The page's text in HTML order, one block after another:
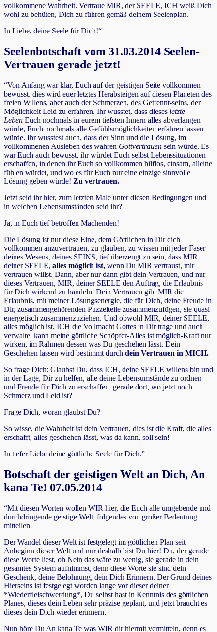
vollkommene Wahrheit. Vertraue MIR, der SEELE, ICH weiß Dich
wohl zu behüten, Dich zu führen gemäß deinem Seelenplan.
In Liebe, deine Seele für Dich!“
Seelenbotschaft vom 31.03.2014 Seelen-
Vertrauen gerade jetzt!
“Von Anfang war klar, Euch auf der geistigen Seite vollkommen
bewusst, dies wird euer letztes Herabsteigen auf diesen Planeten des
freien Willens, aber auch der Schmerzen, des Getrennt-seins, der
Möglichkeit Leid zu erfahren. Ihr wusstet, dass dieses letzte
Leben Euch nochmals in eurem tiefsten Innern alles abverlangen
würde, Euch nochmals alle Gefühlsmöglichkeiten erfahren lassen
würde. Ihr wusstest auch, dass der Sinn und die Lösung, im
vollkommenen Ausleben des wahren Gottvertrauen sein würde. Es
war Euch auch bewusst, ihr würdet Euch selbst Lebenssituationen
erschaffen, in denen ihr Euch so vollkommen hilflos, einsam, alleine
fühlen würdet, und wo es für Euch nur eine einzige sinnvolle
Lösung geben würde! Zu vertrauen.
Jetzt seid ihr hier, zum letzten Male unter diesen Bedingungen und
in welchen Lebensumständen seid ihr?
Ja, in Euch tief betroffen Machenden!
Die Lösung ist nur diese Eine, dem Göttlichen in Dir dich
vollkommen anzuvertrauen, zu glauben, zu wissen mit jeder Faser
deines Wesens, deines SEINS, tief überzeugt zu sein, dass MIR,
deiner SEELE, alles möglich ist, wenn Du MIR vertraust, mir
vertrauen willst. Dann, aber nur dann gibt dein Vertrauen, und nur
dieses Vertrauen, MIR, deiner SEELE den Auftrag, die Erlaubnis
für Dich wirkend zu handeln. Dein Vertrauen gibt MIR die
Erlaubnis, mit meiner Lösungsenergie, die für Dich, deine Freude in
Dir, zusammengehörenden Puzzelteile zusammenzufügen, sie quasi
energetisch zusammenzuziehen. Und obwohl MIR, deiner SEELE,
alles möglich ist, ICH die Vollmacht Gottes in Dir trage und auch
verwalte, kann meine göttliche Schöpfer-Alles ist möglich-Kraft nur
wirken, im Rahmen dessen was Du geschehen lässt. Dein
Geschehen lassen wird bestimmt durch dein Vertrauen in MICH.
So frage Dich: Glaubst Du, dass ICH, deine SEELE willens bin und
in der Lage, Dir zu helfen, alle deine Lebensumstände zu ordnen
und Freude für Dich zu erschaffen, gerade dort, wo jetzt noch
Schmerz und Leid ist?
Frage Dich, woran glaubst Du?
So wisse, die Wahrheit ist dein Vertrauen, dies ist die Kraft, die alles
erschafft, alles geschehen lässt, was da kann, soll sein!
In tiefer Liebe deine göttliche Seele für Dich.”
Botschaft der geistigen Welt an Dich, An
kana Te! 07.05.2014
“Mit diesen Worten wollen WIR hier, die Euch alle umgebende und
durchdringende geistige Welt, folgendes von großer Bedeutung
mitteilen:
Der Wandel dieser Welt ist festgelegt im göttlichen Plan seit
Anbeginn dieser Welt und nur deshalb bist Du hier! Du, der gerade
diese Worte liest, oh Nein das wäre zu wenig, sie gerade in dein
gesamtes System aufnimmst, denn diese Worte sie sind dein
Geschenk, deine Belohnung, dein Dich Erinnern. Der Grund deines
Hierseins ist festgelegt worden lange vor dieser deiner
*Wiederfleischwerdung*, Du selbst hast in Kenntnis des göttlichen
Planes, dieses dein Leben sehr präzise geplant, und jetzt braucht es
dieses dein Dich wieder erinnern.
Nun höre Du An kana Te was WIR dir hiermit vermitteln, denn es